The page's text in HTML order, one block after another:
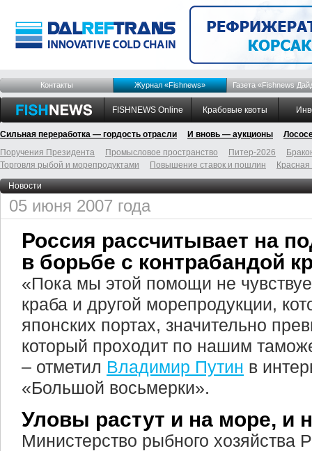
Контакты Журнал «Fishnews» Газета «Fishnews
FISHNEWS Online Крабовые квоты
Сильная переработка — гордость отрасли И вновь — аукционы
Поручения Президента
Промысловое пространство Питер-2026
Торговля рыбой и морепродуктами
Повышение ставок и пошлин
Новости
05 июня 2007 года
Россия рассчитывает на
в борьбе с контрабандой
«Пока мы этой помощи не
краба и другой морепродукции,
японских портах, значительно
который проходит по нашим
– отметил Владимир Путин в
«Большой восьмерки».
Уловы растут и на море, и
Министерство рыбного хозяйства